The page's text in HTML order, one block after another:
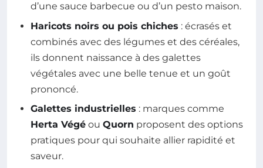
d’une sauce barbecue ou d’un pesto maison.
Haricots noirs ou pois chiches : écrasés et
combinés avec des légumes et des céréales,
ils donnent naissance à des galettes
végétales avec une belle tenue et un goût
prononcé.
Galettes industrielles : marques comme
Herta Végé ou Quorn proposent des options
pratiques pour qui souhaite allier rapidité et
saveur.